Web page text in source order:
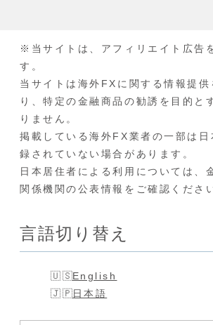
※当サイトは、アフィリエイト広告
す。
当サイトは海外FXに関する情報提供
り、特定の金融商品の勧誘を目的と
りません。
掲載している海外FX業者の一部は日
録されていない場合があります。
日本居住者による利用については、
関係機関の公表情報をご確認くださ
言語切り替え
English
日本語